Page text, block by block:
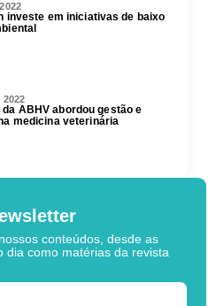
investe em iniciativas de baixo
2022
ABHV abordou gestão e
medicina veterinária
conteúdos, desde as
dia como matérias da revista